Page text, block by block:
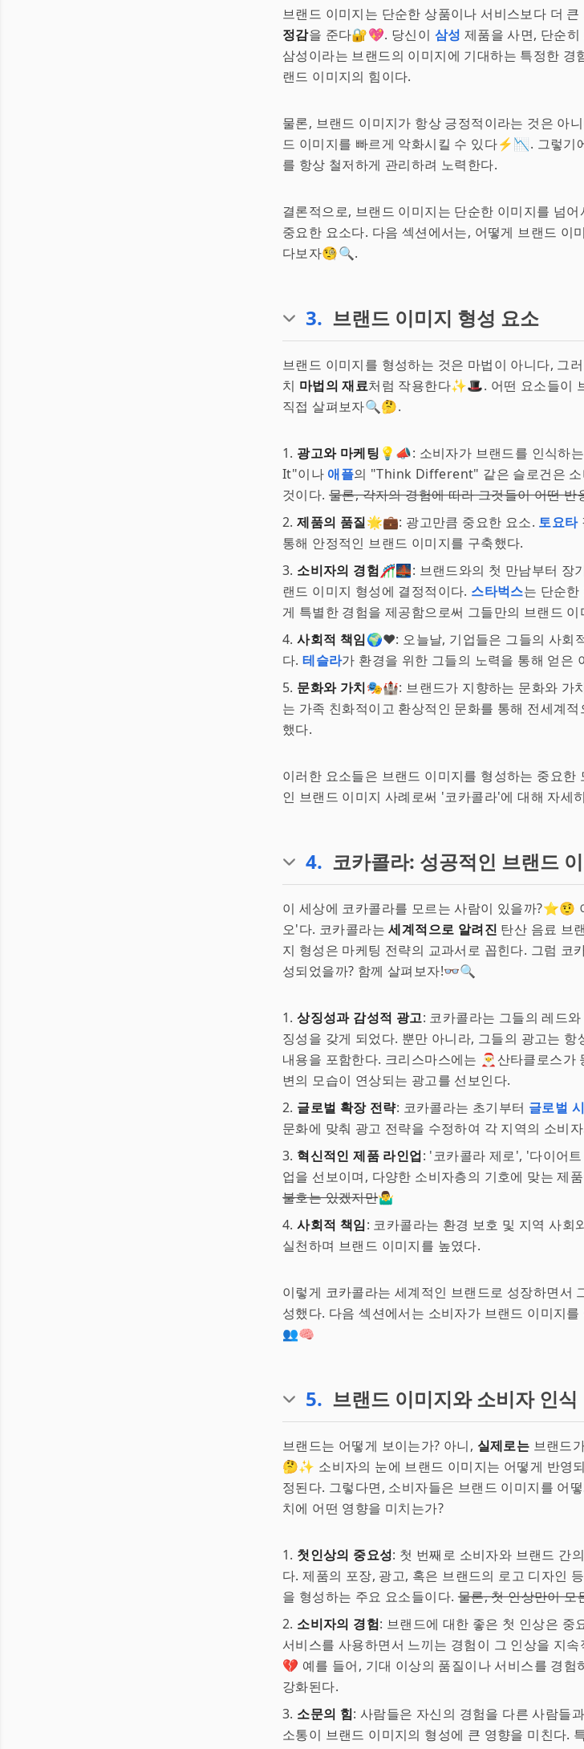
브랜드 이미지는 단순한 상품이나 서비스보다 더
정감을 준다🔐💖. 당신이 삼성 제품을 사면, 단순
삼성이라는 브랜드의 이미지에 기대하는 특정한 경
랜드 이미지의 힘이다.
물론, 브랜드 이미지가 항상 긍정적이라는 것은 아
드 이미지를 빠르게 악화시킬 수 있다⚡️📉. 그렇기
를 항상 철저하게 관리하려 노력한다.
결론적으로, 브랜드 이미지는 단순한 이미지를 넘
중요한 요소다. 다음 섹션에서는, 어떻게 브랜드 이
다보자🧐🔍.
3. 브랜드 이미지 형성 요소
브랜드 이미지를 형성하는 것은 마법이 아니다, 그
치 마법의 재료처럼 작용한다✨🎩. 어떤 요소들이
직접 살펴보자🔍🤔.
1. 광고와 마케팅 💡📣: 소비자가 브랜드를 인식하
It"이나 애플의 "Think Different" 같은 슬로건은 소
것이다. 물론, 각자의 경험에 따라 그것들이 어떤
2.제품의 품질🌟💼: 광고만큼 중요한 요소. 토요타
통해 안정적인 브랜드 이미지를 구축했다.
3. 소비자의 경험🎢🌉: 브랜드와의 첫 만남부터 장
랜드 이미지 형성에 결정적이다. 스타벅스는 단순
게 특별한 경험을 제공함으로써 그들만의 브랜드
4.사회적 책임🌍❤️: 오늘날, 기업들은 그들의 사회
다.테슬라가 환경을 위한 그들의 노력을 통해 얻은
5. 문화와 가치🎭🏰: 브랜드가 지향하는 문화와 가
는 가족 친화적이고 환상적인 문화를 통해 전세계
했다.
이러한 요소들은 브랜드 이미지를 형성하는 중요한
인 브랜드 이미지 사례로써 '코카콜라'에 대해 자세
4. 코카콜라: 성공적인 브랜드
이 세상에 코카콜라를 모르는 사람이 있을까?⭐🤨
오'다. 코카콜라는세계적으로 알려진 탄산 음료 브
지 형성은 마케팅 전략의 교과서로 꼽힌다. 그럼 코
성되었을까? 함께 살펴보자!👓🔍
1.상징성과 감성적 광고: 코카콜라는 그들의 레드
징성을 갖게 되었다. 뿐만 아니라, 그들의 광고는
내용을 포함한다. 크리스마스에는 🎅산타클로스가
변의 모습이 연상되는 광고를 선보인다.
2. 글로벌 확장 전략: 코카콜라는 초기부터 글로벌
문화에 맞춰 광고 전략을 수정하여 각 지역의 소비
3. 혁신적인 제품 라인업: '코카콜라 제로', '다이어
업을 선보이며, 다양한 소비자층의 기호에 맞는 제
불호는 있겠지만🤷‍♂️
4.사회적 책임: 코카콜라는 환경 보호 및 지역 사회
실천하며 브랜드 이미지를 높였다.
이렇게 코카콜라는 세계적인 브랜드로 성장하면서
성했다. 다음 섹션에서는 소비자가 브랜드 이미지
👥🧠
5. 브랜드 이미지와 소비자 인식
브랜드는 어떻게 보이는가? 아니, 실제로는 브랜드
🤔✨ 소비자의 눈에 브랜드 이미지는 어떻게 반영
정된다. 그렇다면, 소비자들은 브랜드 이미지를 어
치에 어떤 영향을 미치는가?
1. 첫인상의 중요성: 첫 번째로 소비자와 브랜드 간
다. 제품의 포장, 광고, 혹은 브랜드의 로고 디자인
을 형성하는 주요 요소들이다.물론, 첫 인상만이 모
2. 소비자의 경험: 브랜드에 대한 좋은 첫 인상은 중
서비스를 사용하면서 느끼는 경험이 그 인상을 지
💔 예를 들어, 기대 이상의 품질이나 서비스를 경험
강화된다.
3. 소문의 힘: 사람들은 자신의 경험을 다른 사람들
소통이 브랜드 이미지의 형성에 큰 영향을 미친다.